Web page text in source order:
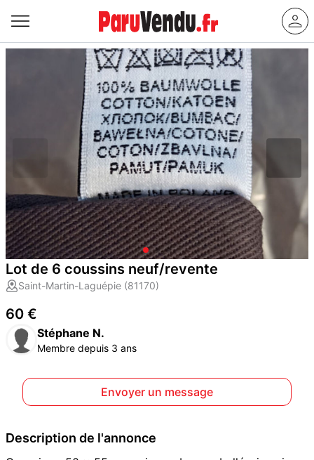
Lot de 6 coussins neuf/revente
Saint-Martin-Laguépie (81170)
60 €
Stéphane N.
Membre depuis 3 ans
Envoyer un message
Description de l'annonce